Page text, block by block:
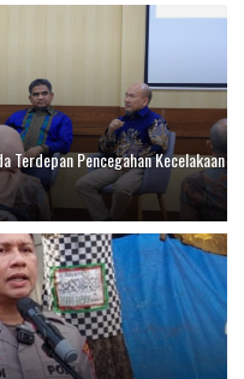
Terdepan Pencegahan Kecelakaan